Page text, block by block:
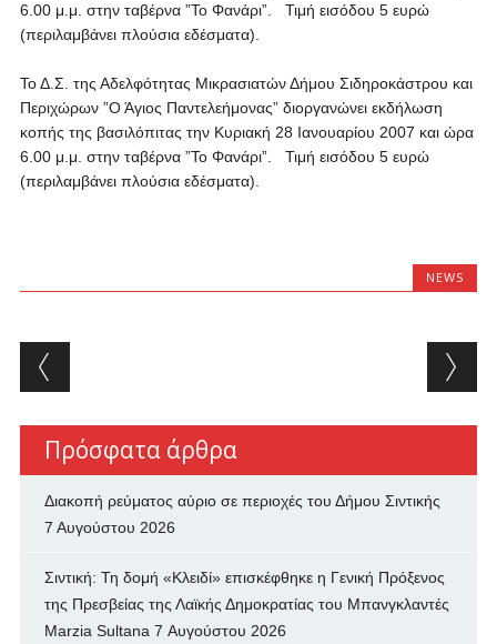
6.00 μ.μ. στην ταβέρνα ”Το Φανάρι”. Τιμή εισόδου 5 ευρώ
(περιλαμβάνει πλούσια εδέσματα).
Το Δ.Σ. της Αδελφότητας Μικρασιατών Δήμου Σιδηροκάστρου και
Περιχώρων ”Ο Άγιος Παντελεήμονας” διοργανώνει εκδήλωση
κοπής της βασιλόπιτας την Κυριακή 28 Ιανουαρίου 2007 και ώρα
6.00 μ.μ. στην ταβέρνα ”Το Φανάρι”. Τιμή εισόδου 5 ευρώ
(περιλαμβάνει πλούσια εδέσματα).
NEWS
Post navigation
Πρόσφατα άρθρα
Διακοπή ρεύματος αύριο σε περιοχές του Δήμου Σιντικής
7 Αυγούστου 2026
Σιντική: Τη δομή «Κλειδί» επισκέφθηκε η Γενική Πρόξενος
της Πρεσβείας της Λαϊκής Δημοκρατίας του Μπανγκλαντές
Marzia Sultana 7 Αυγούστου 2026